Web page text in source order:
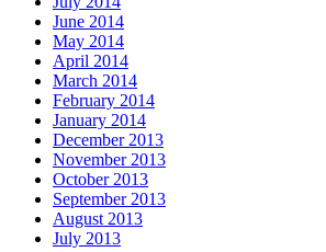
June 2014
May 2014
April 2014
March 2014
February 2014
January 2014
December 2013
November 2013
October 2013
September 2013
August 2013
July 2013